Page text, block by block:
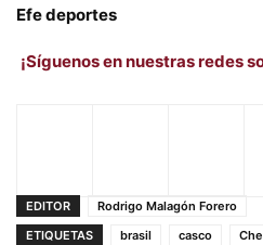
Efe deportes
¡Síguenos en nuestras redes
EDITOR
Rodrigo Malagón Forero
ETIQUETAS
brasil casco